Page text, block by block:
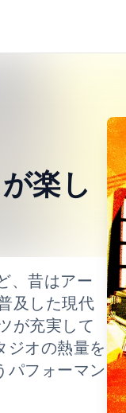
楽し
、昔はアー
及した現代
が充実して
ジオの熱量を
パフォーマン